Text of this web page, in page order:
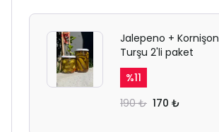
Jalepeno + Kornişon
Turşu 2'li paket
%11
190 ₺ 170 ₺